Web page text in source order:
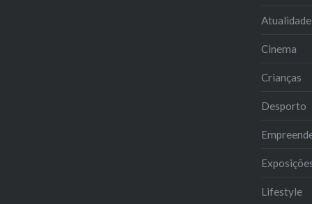
Cinema
Crianças
Desporto
Lifestyle